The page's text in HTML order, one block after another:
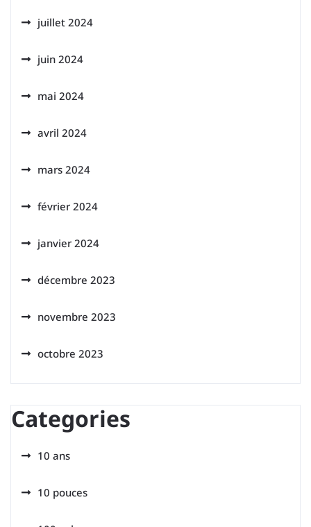
juillet 2024
juin 2024
mai 2024
avril 2024
mars 2024
février 2024
janvier 2024
décembre 2023
novembre 2023
octobre 2023
Categories
10 ans
10 pouces